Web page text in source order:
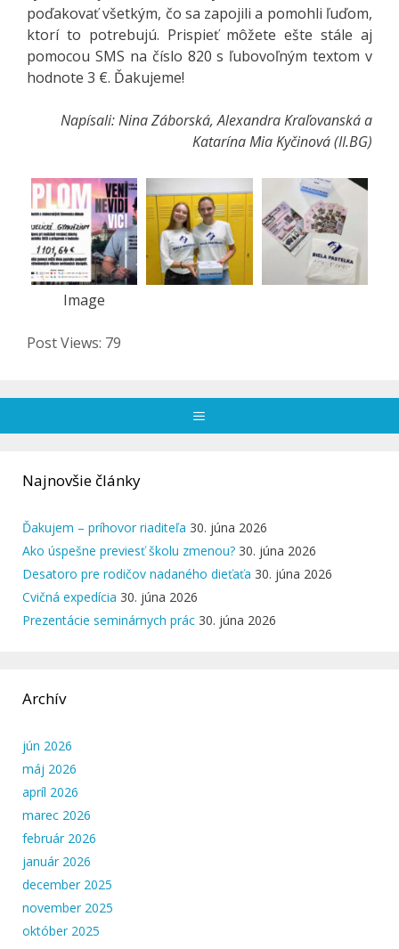
poďakovať všetkým, čo sa zapojili a pomohli ľuďom,
ktorí to potrebujú. Prispieť môžete ešte stále aj
pomocou SMS na číslo 820 s ľubovoľným textom v
hodnote 3 €. Ďakujeme!
Napísali: Nina Záborská, Alexandra Kraľovanská a
Katarína Mia Kyčinová (II.BG)
Image
Post Views: 79
Najnovšie články
Ďakujem – príhovor riaditeľa 30. júna 2026
Ako úspešne previesť školu zmenou? 30. júna 2026
Desatoro pre rodičov nadaného dieťaťa 30. júna 2026
Cvičná expedícia 30. júna 2026
Prezentácie seminárnych prác 30. júna 2026
Archív
jún 2026
máj 2026
apríl 2026
marec 2026
február 2026
január 2026
december 2025
november 2025
október 2025